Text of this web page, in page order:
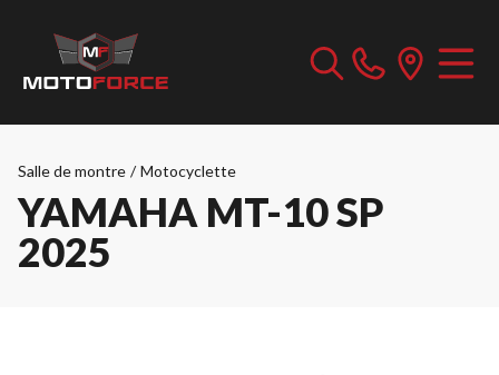
Salle de montre / Motocyclette
YAMAHA MT-10 SP
2025